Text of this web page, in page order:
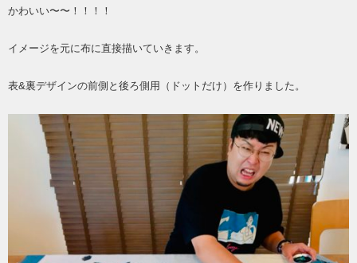
かわいい〜〜！！！！
イメージを元に布に直接描いていきます。
表&裏デザインの前側と後ろ側用（ドットだけ）を作りました。